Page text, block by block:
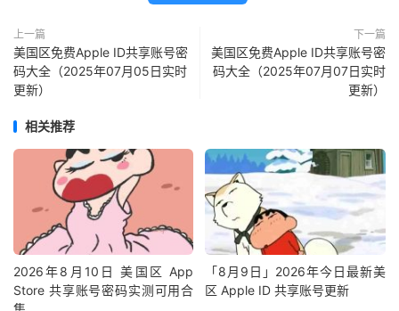
上一篇
美国区免费Apple ID共享账号密
码大全（2025年07月05日实时
更新）
下一篇
美国区免费Apple ID共享账号密
码大全（2025年07月07日实时
更新）
相关推荐
2026年8月10日 美国区 App
Store 共享账号密码实测可用合
「8月9日」2026年今日最新美
区 Apple ID 共享账号更新